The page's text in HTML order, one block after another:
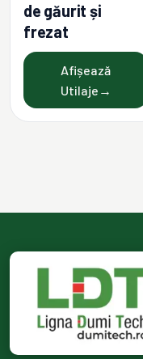
de găurit și
frezat
Afișează
Utilaje →